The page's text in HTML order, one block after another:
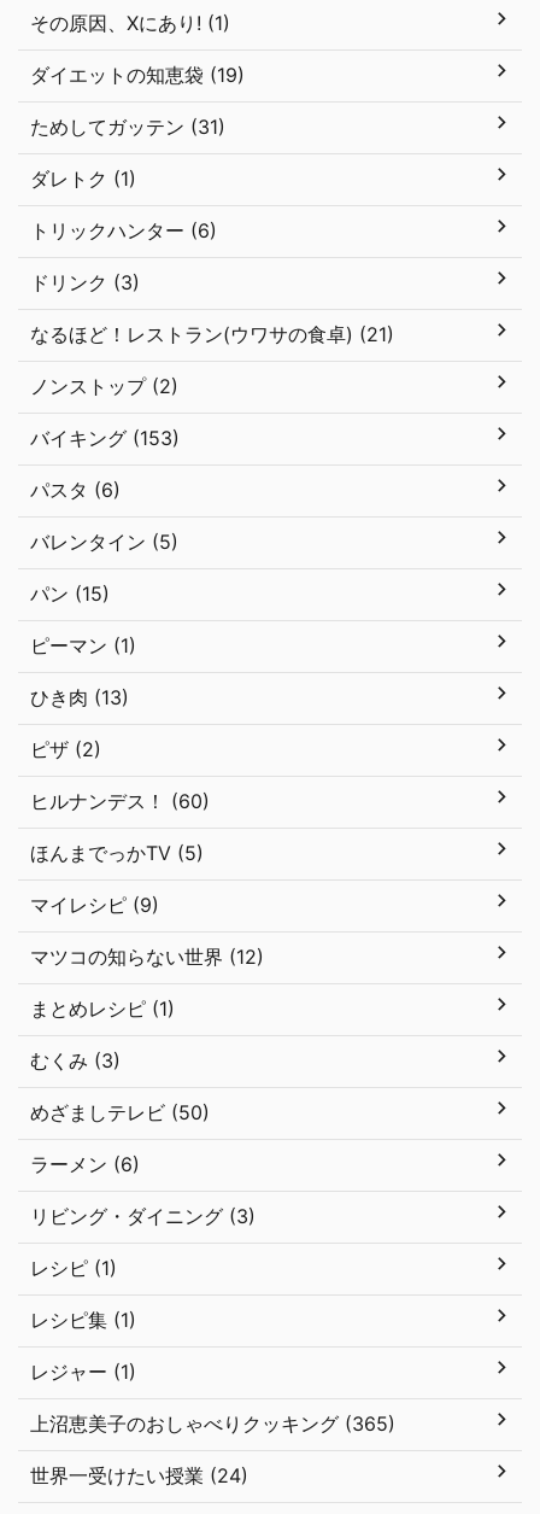
その原因、Xにあり! (1)
ダイエットの知恵袋 (19)
ためしてガッテン (31)
ダレトク (1)
トリックハンター (6)
ドリンク (3)
なるほど！レストラン(ウワサの食卓) (21)
ノンストップ (2)
バイキング (153)
パスタ (6)
バレンタイン (5)
パン (15)
ピーマン (1)
ひき肉 (13)
ピザ (2)
ヒルナンデス！ (60)
ほんまでっかTV (5)
マイレシピ (9)
マツコの知らない世界 (12)
まとめレシピ (1)
むくみ (3)
めざましテレビ (50)
ラーメン (6)
リビング・ダイニング (3)
レシピ (1)
レシピ集 (1)
レジャー (1)
上沼恵美子のおしゃべりクッキング (365)
世界一受けたい授業 (24)